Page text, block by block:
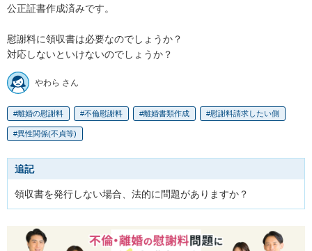
公正証書作成済みです。
慰謝料に領収書は必要なのでしょうか？
対応しないといけないのでしょうか？
やわら さん
離婚の慰謝料 不倫慰謝料 離婚書類作成 慰謝料請求したい側
異性関係(不貞等)
追記
領収書を発行しない場合、法的に問題がありますか？